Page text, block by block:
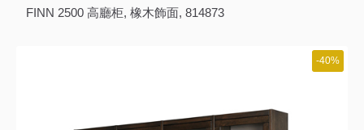
FINN 2500 高廳柜, 橡木飾面, 814873
-40%